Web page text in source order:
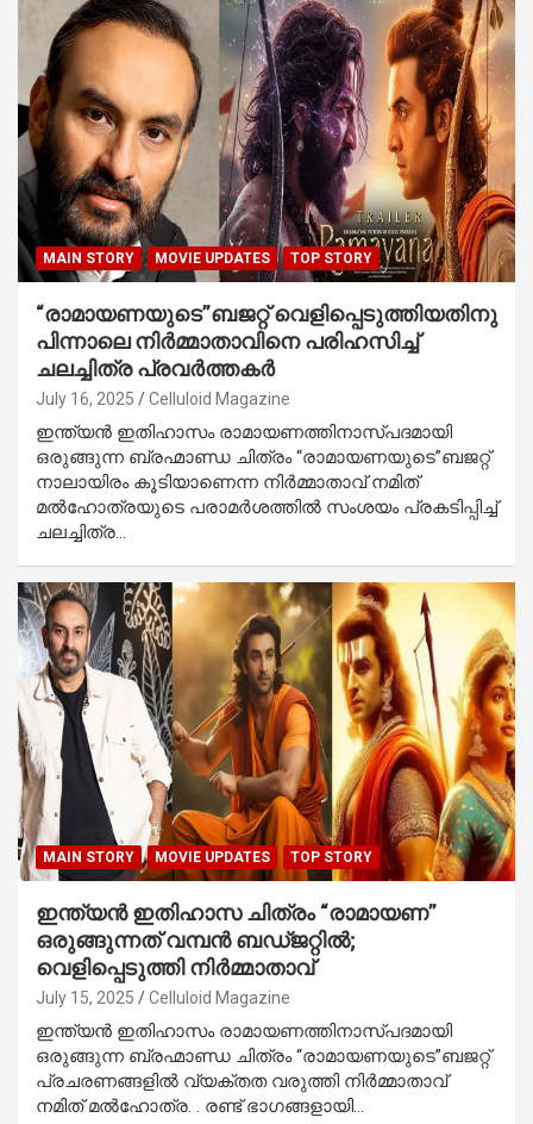
MAIN STORY MOVIE UPDATES TOP STORY
“രാമായണയുടെ”ബജറ്റ് വെളിപ്പെടുത്തിയതിനു
പിന്നാലെ നിർമ്മാതാവിനെ പരിഹസിച്ച്
ചലച്ചിത്ര പ്രവര്‍ത്തകര്‍
July 16, 2025 Celluloid Magazine
ഇന്ത്യൻ ഇതിഹാസം രാമായണത്തിനാസ്പദമായി
ഒരുങ്ങുന്ന ബ്രഹ്മാണ്ഡ ചിത്രം “രാമായണയുടെ”ബജറ്റ്
നാലായിരം കൂടിയാണെന്ന നിർമ്മാതാവ് നമിത്
മൽഹോത്രയുടെ പരാമർശത്തിൽ സംശയം പ്രകടിപ്പിച്ച്
ചലച്ചിത്ര…
MAIN STORY MOVIE UPDATES TOP STORY
ഇന്ത്യൻ ഇതിഹാസ ചിത്രം “രാമായണ”
ഒരുങ്ങുന്നത് വമ്പൻ ബഡ്ജറ്റിൽ;
വെളിപ്പെടുത്തി നിർമ്മാതാവ്
July 15, 2025 Celluloid Magazine
ഇന്ത്യൻ ഇതിഹാസം രാമായണത്തിനാസ്പദമായി
ഒരുങ്ങുന്ന ബ്രഹ്മാണ്ഡ ചിത്രം “രാമായണയുടെ”ബജറ്റ്
പ്രചരണങ്ങളിൽ വ്യക്തത വരുത്തി നിർമ്മാതാവ്
നമിത് മൽഹോത്ര. . രണ്ട് ഭാഗങ്ങളായി…